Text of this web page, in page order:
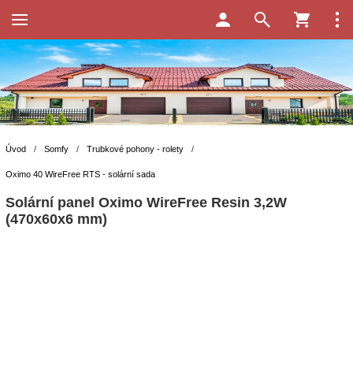
Úvod / Somfy / Trubkové pohony - rolety /
Oximo 40 WireFree RTS - solární sada
Solární panel Oximo WireFree Resin 3,2W
(470x60x6 mm)